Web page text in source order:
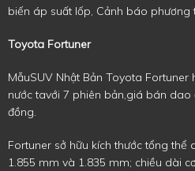
biến áp suất lốp, Cảnh báo phương
Toyota Fortuner
MẫuSUV Nhật Bản Toyota Fortuner
nước tavới 7 phiên bản,giá bán dao
đồng.
Fortuner sở hữu kích thước tổng thể
1.855 mm và 1.835 mm; chiều dài